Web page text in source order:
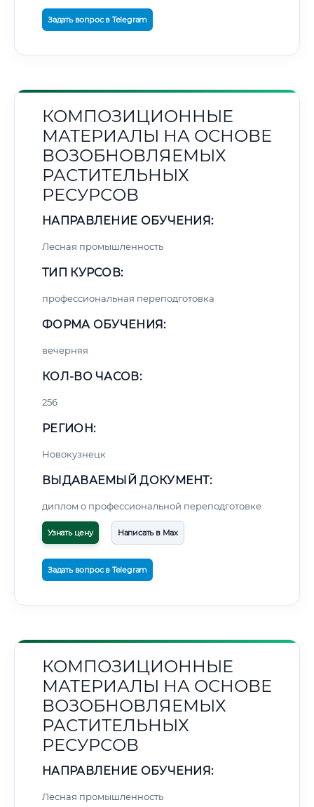
Задать вопрос в Telegram
КОМПОЗИЦИОННЫЕ
МАТЕРИАЛЫ НА ОСНОВЕ
ВОЗОБНОВЛЯЕМЫХ
РАСТИТЕЛЬНЫХ
РЕСУРСОВ
НАПРАВЛЕНИЕ ОБУЧЕНИЯ:
Лесная промышленность
ТИП КУРСОВ:
профессиональная переподготовка
ФОРМА ОБУЧЕНИЯ:
вечерняя
КОЛ-ВО ЧАСОВ:
256
РЕГИОН:
Новокузнецк
ВЫДАВАЕМЫЙ ДОКУМЕНТ:
диплом о профессиональной переподготовке
Узнать цену Написать в Max
Задать вопрос в Telegram
КОМПОЗИЦИОННЫЕ
МАТЕРИАЛЫ НА ОСНОВЕ
ВОЗОБНОВЛЯЕМЫХ
РАСТИТЕЛЬНЫХ
РЕСУРСОВ
НАПРАВЛЕНИЕ ОБУЧЕНИЯ:
Лесная промышленность